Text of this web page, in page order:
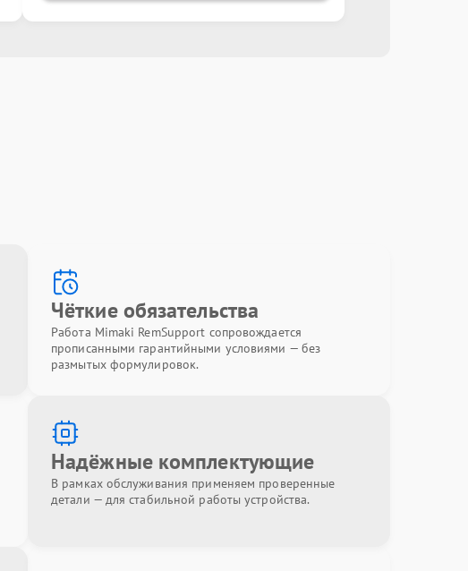
Чёткие обязательства
Работа Mimaki RemSupport сопровождается
прописанными гарантийными условиями — без
размытых формулировок.
Надёжные комплектующие
В рамках обслуживания применяем проверенные
детали — для стабильной работы устройства.